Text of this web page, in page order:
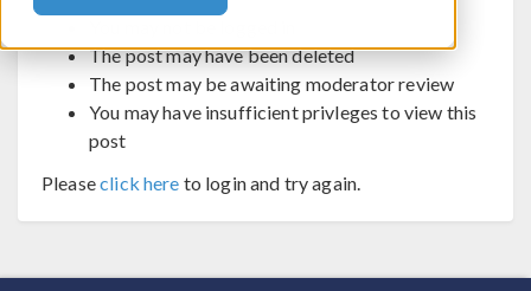
The post may have been deleted
The post may be awaiting moderator review
You may have insufficient privleges to view this
post
Pleaseclick here to login and try again.